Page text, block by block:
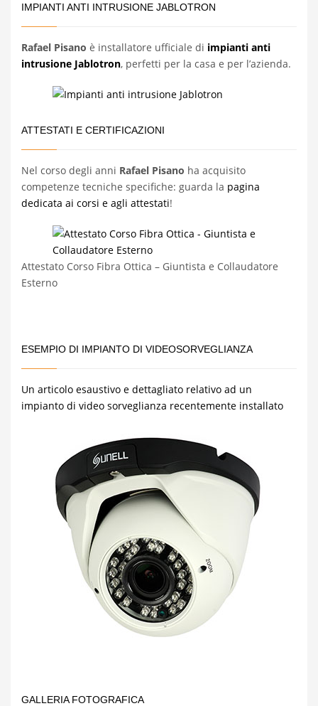
IMPIANTI ANTI INTRUSIONE JABLOTRON
Rafael Pisano è installatore ufficiale di impianti anti
intrusione Jablotron, perfetti per la casa e per l’azienda.
ATTESTATI E CERTIFICAZIONI
Nel corso degli anni Rafael Pisano ha acquisito
competenze tecniche specifiche: guarda la pagina
dedicata ai corsi e agli attestati!
Attestato Corso Fibra Ottica – Giuntista e Collaudatore
Esterno
ESEMPIO DI IMPIANTO DI VIDEOSORVEGLIANZA
Un articolo esaustivo e dettagliato relativo ad un
impianto di video sorveglianza recentemente installato
GALLERIA FOTOGRAFICA